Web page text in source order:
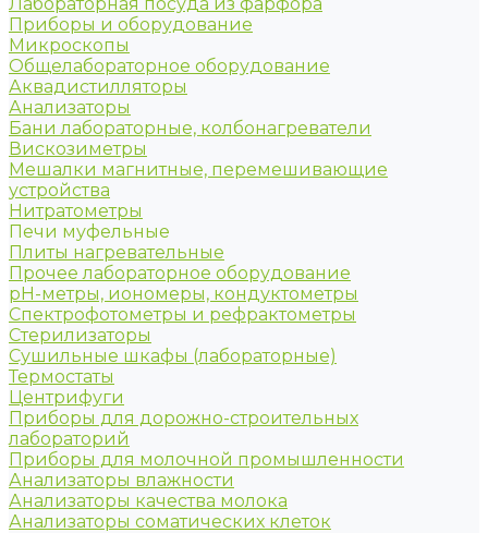
Приборы и оборудование
Микроскопы
Общелабораторное оборудование
Аквадистилляторы
Анализаторы
Бани лабораторные, колбонагреватели
Вискозиметры
Мешалки магнитные, перемешивающие
устройства
Нитратометры
Печи муфельные
Плиты нагревательные
Прочее лабораторное оборудование
рН-метры, иономеры, кондуктометры
Спектрофотометры и рефрактометры
Стерилизаторы
Сушильные шкафы (лабораторные)
Термостаты
Центрифуги
Приборы для дорожно-строительных
лабораторий
Приборы для молочной промышленности
Анализаторы влажности
Анализаторы качества молока
Анализаторы соматических клеток